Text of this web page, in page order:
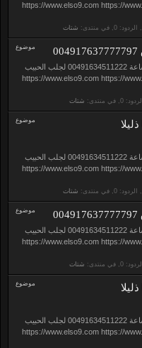
https://www.elso9.com https://
, الردود: 0, في منتدى: شتات
موضوع
الشيخ الروحاني جلب الحبيب و خلال ساعة 00491634511222 لجلب الحبيب
https://www.elso9.com https://
0, في منتدى: شتات
موضوع
الشيخ الروحاني جلب الحبيب و خلال ساعة 00491634511222 لجلب الحبيب
https://www.elso9.com https://
, الردود: 0, في منتدى: شتات
موضوع
الشيخ الروحاني جلب الحبيب و خلال ساعة 00491634511222 لجلب الحبيب
https://www.elso9.com https://
0, في منتدى: شتات
موضوع
الشيخ الروحاني جلب الحبيب و خلال ساعة 00491634511222 لجلب الحبيب
https://www.elso9.com https://